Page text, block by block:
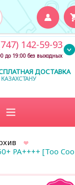
ДОСТАВКА
142-59-93
до 19:00 без выходных
PA++++ [Too